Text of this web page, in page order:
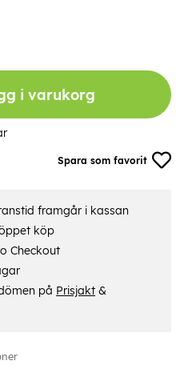
Spara som favorit
i varukorg
framgår i kassan
köp
Checkout
på Prisjakt &